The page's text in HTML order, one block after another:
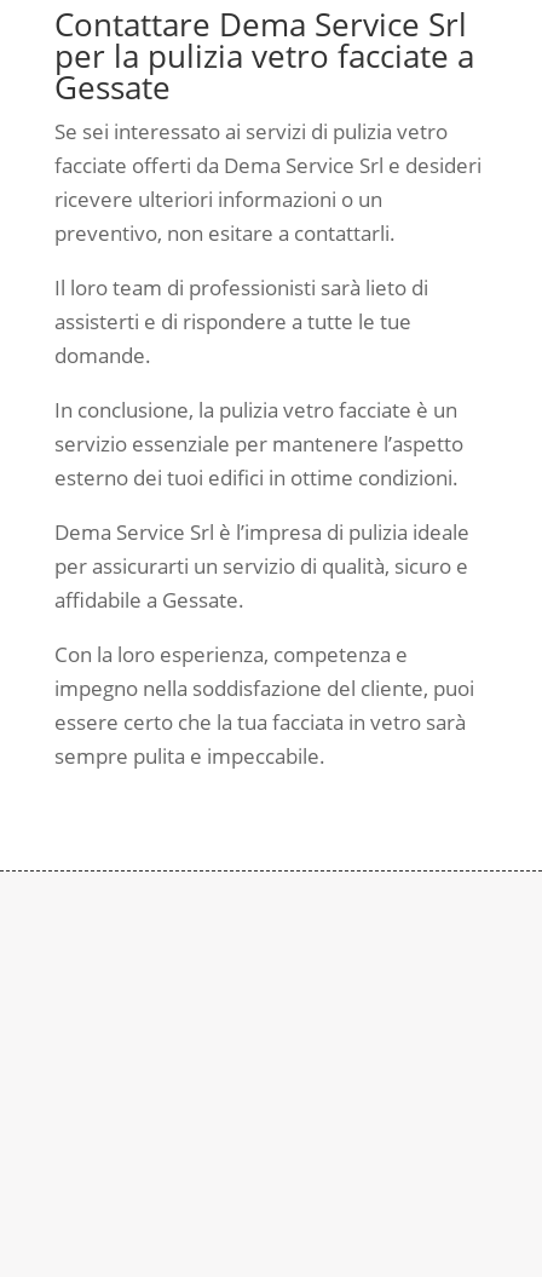
Contattare Dema Service Srl
per la pulizia vetro facciate a
Gessate
Se sei interessato ai servizi di pulizia vetro
facciate offerti da Dema Service Srl e desideri
ricevere ulteriori informazioni o un
preventivo, non esitare a contattarli.
Il loro team di professionisti sarà lieto di
assisterti e di rispondere a tutte le tue
domande.
In conclusione, la pulizia vetro facciate è un
servizio essenziale per mantenere l’aspetto
esterno dei tuoi edifici in ottime condizioni.
Dema Service Srl è l’impresa di pulizia ideale
per assicurarti un servizio di qualità, sicuro e
affidabile a Gessate.
Con la loro esperienza, competenza e
impegno nella soddisfazione del cliente, puoi
essere certo che la tua facciata in vetro sarà
sempre pulita e impeccabile.